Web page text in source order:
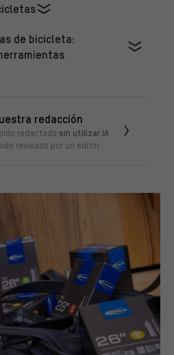
de bicicleta:
redacción
redactado sin utilizar IA
revisado por un editor.